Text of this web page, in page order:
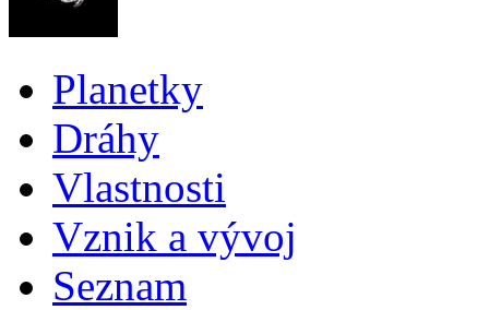
Planetky
Dráhy
Vlastnosti
Vznik a vývoj
Seznam